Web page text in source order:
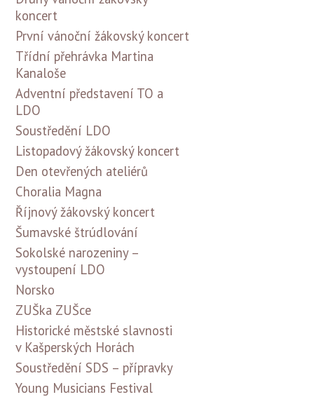
koncert
První vánoční žákovský koncert
Třídní přehrávka Martina
Kanaloše
Adventní představení TO a
LDO
Soustředění LDO
Listopadový žákovský koncert
Den otevřených ateliérů
Choralia Magna
Říjnový žákovský koncert
Šumavské štrúdlování
Sokolské narozeniny –
vystoupení LDO
Norsko
ZUŠka ZUŠce
Historické městské slavnosti
v Kašperských Horách
Soustředění SDS – přípravky
Young Musicians Festival